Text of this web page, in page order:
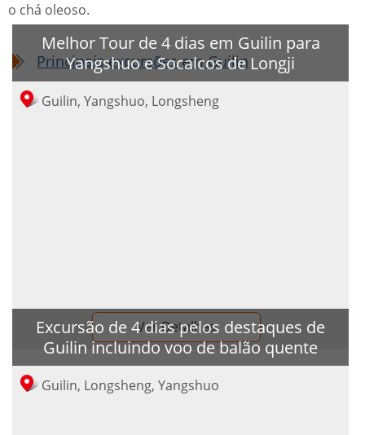
o chá oleoso.
Principais excursões em Guilin
Melhor Tour de 4 dias em Guilin para
Yangshuo e Socalcos de Longji
Guilin, Yangshuo, Longsheng
Ver Detalhes
Excursão de 4 dias pelos destaques de
Guilin incluindo voo de balão quente
Guilin, Longsheng, Yangshuo